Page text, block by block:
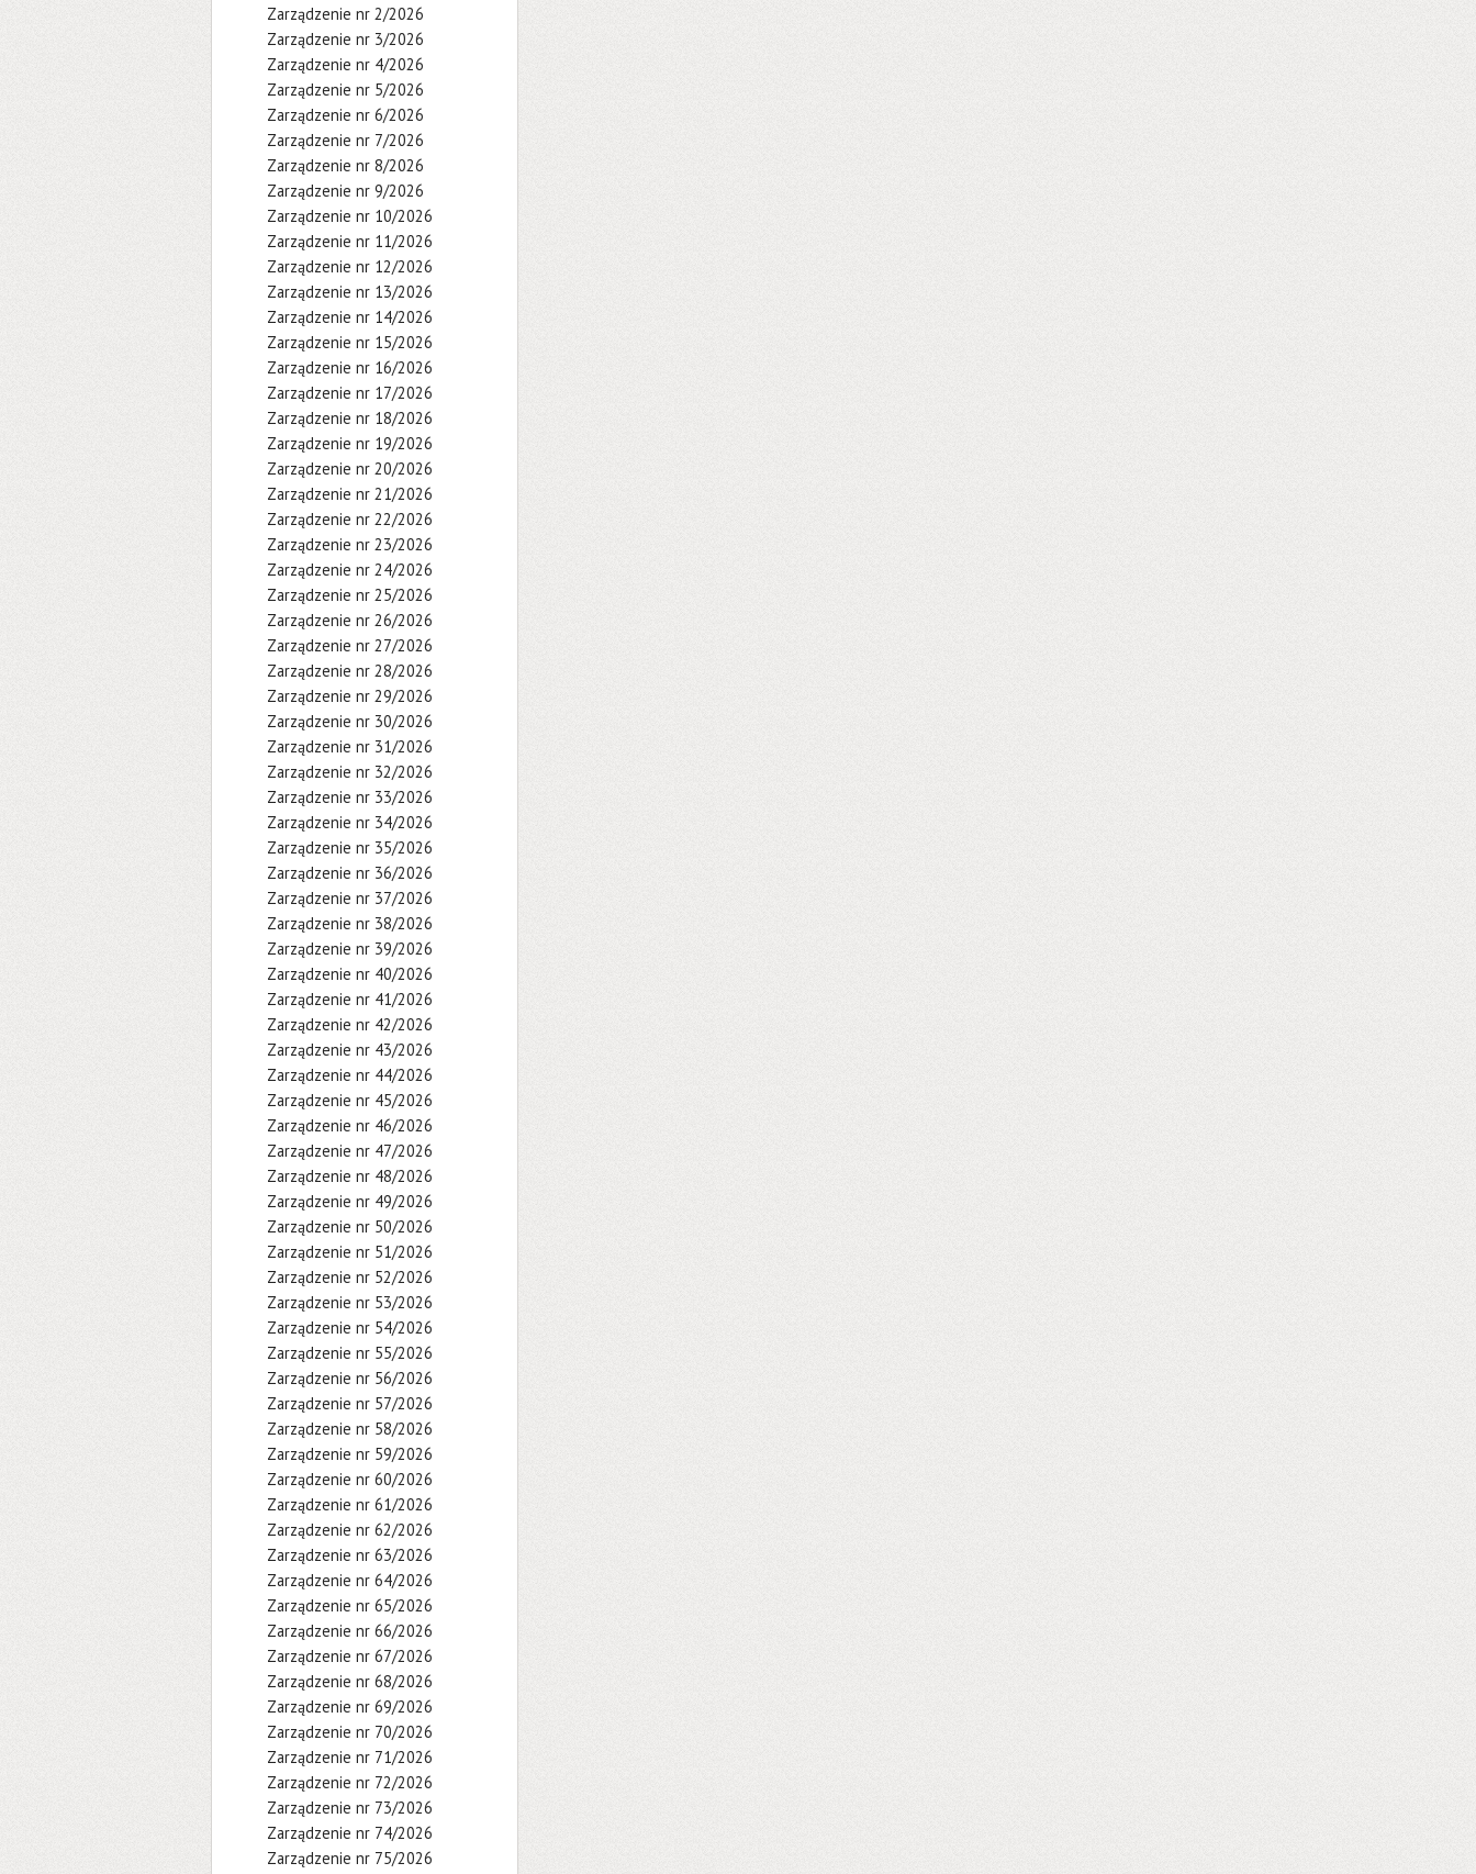
Zarządzenie nr 2/2026
Zarządzenie nr 3/2026
Zarządzenie nr 4/2026
Zarządzenie nr 5/2026
Zarządzenie nr 6/2026
Zarządzenie nr 7/2026
Zarządzenie nr 8/2026
Zarządzenie nr 9/2026
Zarządzenie nr 10/2026
Zarządzenie nr 11/2026
Zarządzenie nr 12/2026
Zarządzenie nr 13/2026
Zarządzenie nr 14/2026
Zarządzenie nr 15/2026
Zarządzenie nr 16/2026
Zarządzenie nr 17/2026
Zarządzenie nr 18/2026
Zarządzenie nr 19/2026
Zarządzenie nr 20/2026
Zarządzenie nr 21/2026
Zarządzenie nr 22/2026
Zarządzenie nr 23/2026
Zarządzenie nr 24/2026
Zarządzenie nr 25/2026
Zarządzenie nr 26/2026
Zarządzenie nr 27/2026
Zarządzenie nr 28/2026
Zarządzenie nr 29/2026
Zarządzenie nr 30/2026
Zarządzenie nr 31/2026
Zarządzenie nr 32/2026
Zarządzenie nr 33/2026
Zarządzenie nr 34/2026
Zarządzenie nr 35/2026
Zarządzenie nr 36/2026
Zarządzenie nr 37/2026
Zarządzenie nr 38/2026
Zarządzenie nr 39/2026
Zarządzenie nr 40/2026
Zarządzenie nr 41/2026
Zarządzenie nr 42/2026
Zarządzenie nr 43/2026
Zarządzenie nr 44/2026
Zarządzenie nr 45/2026
Zarządzenie nr 46/2026
Zarządzenie nr 47/2026
Zarządzenie nr 48/2026
Zarządzenie nr 49/2026
Zarządzenie nr 50/2026
Zarządzenie nr 51/2026
Zarządzenie nr 52/2026
Zarządzenie nr 53/2026
Zarządzenie nr 54/2026
Zarządzenie nr 55/2026
Zarządzenie nr 56/2026
Zarządzenie nr 57/2026
Zarządzenie nr 58/2026
Zarządzenie nr 59/2026
Zarządzenie nr 60/2026
Zarządzenie nr 61/2026
Zarządzenie nr 62/2026
Zarządzenie nr 63/2026
Zarządzenie nr 64/2026
Zarządzenie nr 65/2026
Zarządzenie nr 66/2026
Zarządzenie nr 67/2026
Zarządzenie nr 68/2026
Zarządzenie nr 69/2026
Zarządzenie nr 70/2026
Zarządzenie nr 71/2026
Zarządzenie nr 72/2026
Zarządzenie nr 73/2026
Zarządzenie nr 74/2026
Zarządzenie nr 75/2026